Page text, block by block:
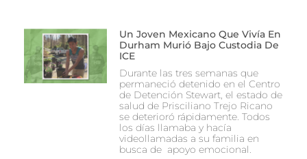
Un Joven Mexicano Que Vivía En
Durham Murió Bajo Custodia De
ICE
Durante las tres semanas que
permaneció detenido en el Centro
de Detención Stewart, el estado de
salud de Prisciliano Trejo Ricano
se deterioró rápidamente. Todos
los días llamaba y hacía
videollamadas a su familia en
busca de apoyo emocional.